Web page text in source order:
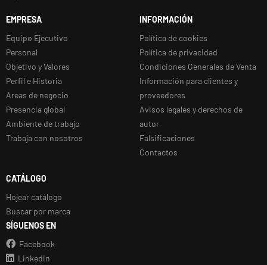
EMPRESA
Equipo Ejecutivo
Personal
Objetivo y Valores
Perfil e Historia
Areas de negocio
Presencia global
Ambiente de trabajo
Trabaja con nosotros
INFORMACIÓN
Política de cookies
Política de privacidad
Condiciones Generales de Venta
Información para clientes y
proveedores
Avisos legales y derechos de
autor
Falsificaciones
Contactos
CATÁLOGO
Hojear catálogo
Buscar por marca
SÍGUENOS EN
Facebook
Linkedin